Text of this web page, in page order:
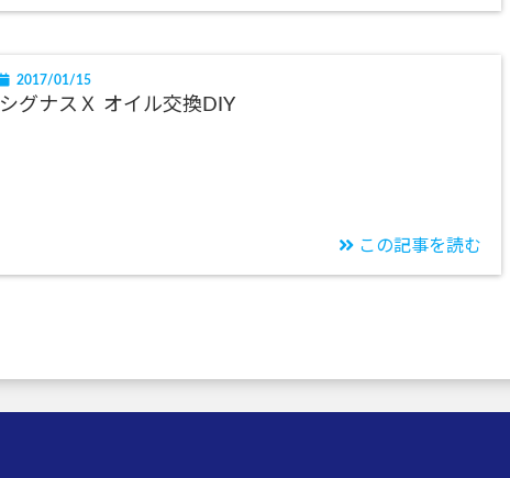
2017/01/15
シグナスＸ オイル交換DIY
この記事を読む